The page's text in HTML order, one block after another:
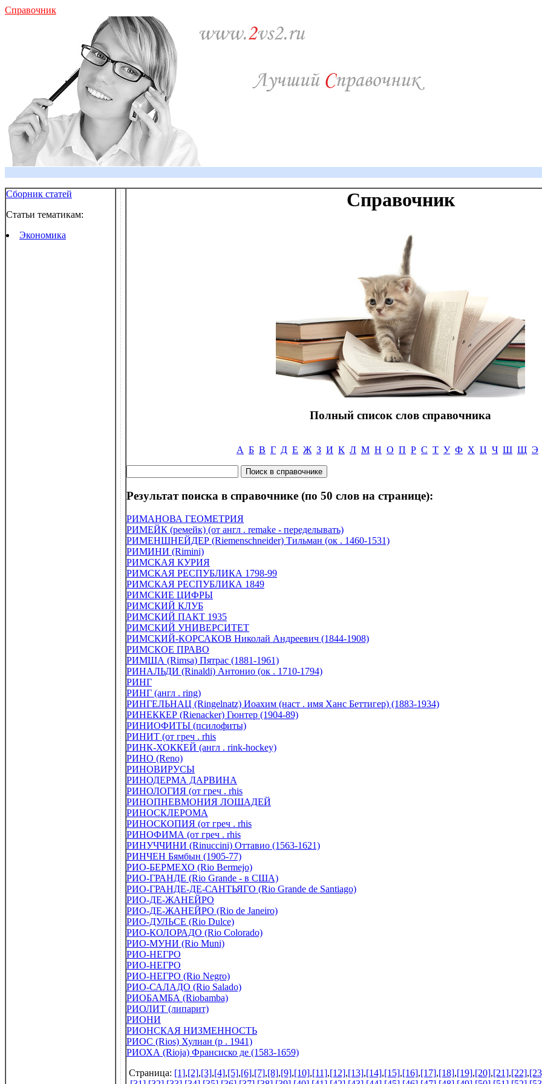
Справочник
Сборник статей
Статьи тематикам:
Экономика
Справочник
Полный список слов справочника
А Б В Г Д Е Ж З И К Л М Н О П Р С Т У Ф Х Ц Ч Ш Щ Э
Результат поиска в справочнике (по 50 слов на странице):
РИМАНОВА ГЕОМЕТРИЯ
РИМЕЙК (ремейк) (от англ . remake - переделывать)
РИМЕНШНЕЙДЕР (Riemenschneider) Тильман (ок . 1460-1531)
РИМИНИ (Rimini)
РИМСКАЯ КУРИЯ
РИМСКАЯ РЕСПУБЛИКА 1798-99
РИМСКАЯ РЕСПУБЛИКА 1849
РИМСКИЕ ЦИФРЫ
РИМСКИЙ КЛУБ
РИМСКИЙ ПАКТ 1935
РИМСКИЙ УНИВЕРСИТЕТ
РИМСКИЙ-КОРСАКОВ Николай Андреевич (1844-1908)
РИМСКОЕ ПРАВО
РИМША (Rimsa) Пятрас (1881-1961)
РИНАЛЬДИ (Rinaldi) Антонио (ок . 1710-1794)
РИНГ
РИНГ (англ . ring)
РИНГЕЛЬНАЦ (Ringelnatz) Иоахим (наст . имя Ханс Беттигер) (1883-1934)
РИНЕККЕР (Rienаcker) Гюнтер (1904-89)
РИНИОФИТЫ (псилофиты)
РИНИТ (от греч . rhis
РИНК-ХОККЕЙ (англ . rink-hockey)
РИНО (Reno)
РИНОВИРУСЫ
РИНОДЕРМА ДАРВИНА
РИНОЛОГИЯ (от греч . rhis
РИНОПНЕВМОНИЯ ЛОШАДЕЙ
РИНОСКЛЕРОМА
РИНОСКОПИЯ (от греч . rhis
РИНОФИМА (от греч . rhis
РИНУЧЧИНИ (Rinuccini) Оттавио (1563-1621)
РИНЧЕН Бямбын (1905-77)
РИО-БЕРМЕХО (Rio Bermejo)
РИО-ГРАНДЕ (Rio Grande - в США)
РИО-ГРАНДЕ-ДЕ-САНТЬЯГО (Rio Grande de Santiago)
РИО-ДЕ-ЖАНЕЙРО
РИО-ДЕ-ЖАНЕЙРО (Rio de Janeiro)
РИО-ДУЛЬСЕ (Rio Dulce)
РИО-КОЛОРАДО (Rio Colorado)
РИО-МУНИ (Rio Muni)
РИО-НЕГРО
РИО-НЕГРО
РИО-НЕГРО (Rio Negro)
РИО-САЛАДО (Rio Salado)
РИОБАМБА (Riobamba)
РИОЛИТ (липарит)
РИОНИ
РИОНСКАЯ НИЗМЕННОСТЬ
РИОС (Rios) Хулиан (р . 1941)
РИОХА (Rioja) Франсиско де (1583-1659)
Страница: [1],[2],[3],[4],[5],[6],[7],[8],[9],[10],[11],[12],[13],[14],[15],[16],[17],[18],[19],[20],[21],[22],